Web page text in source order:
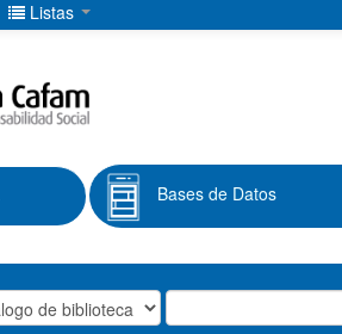
Listas
Bases de Datos